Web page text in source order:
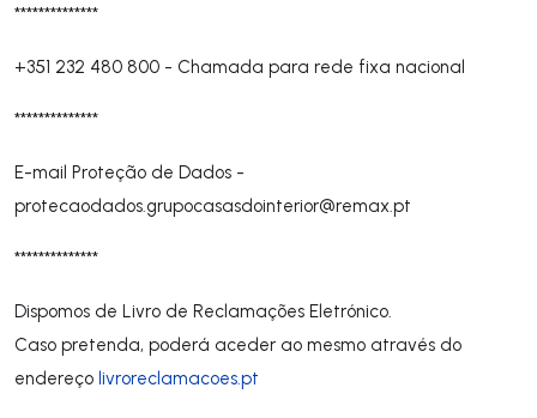
**************
+351 232 480 800 - Chamada para rede fixa nacional
**************
E-mail Proteção de Dados -
protecaodados.grupocasasdointerior@remax.pt
**************
Dispomos de Livro de Reclamações Eletrónico.
Caso pretenda, poderá aceder ao mesmo através do
endereço livroreclamacoes.pt